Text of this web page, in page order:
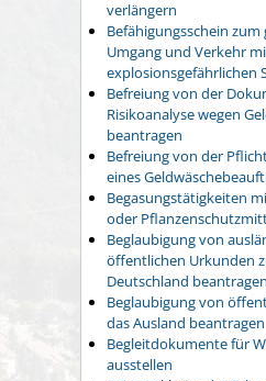
verlängern
Befähigungsschein
Umgang und Verkehr
explosionsgefährlichen
Befreiung von der
Risikoanalyse wegen
beantragen
Befreiung von der
eines
Begasungstätigkeiten
oder
Beglaubigung von
öffentlichen Urkunden
Deutschland beantragen
Beglaubigung von
das Ausland beantragen
Begleitdokumente für
ausstellen